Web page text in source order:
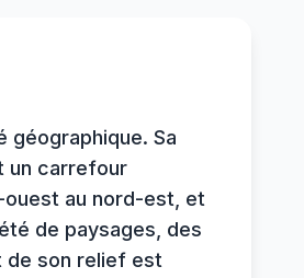
Sa
un carrefour
au nord-est, et
de paysages, des
de son relief est